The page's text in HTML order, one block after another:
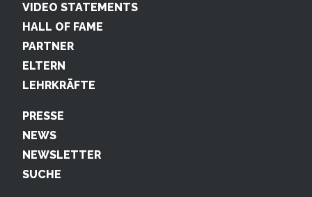
VIDEO STATEMENTS
HALL OF FAME
PARTNER
ELTERN
LEHRKRÄFTE
PRESSE
NEWS
NEWSLETTER
SUCHE